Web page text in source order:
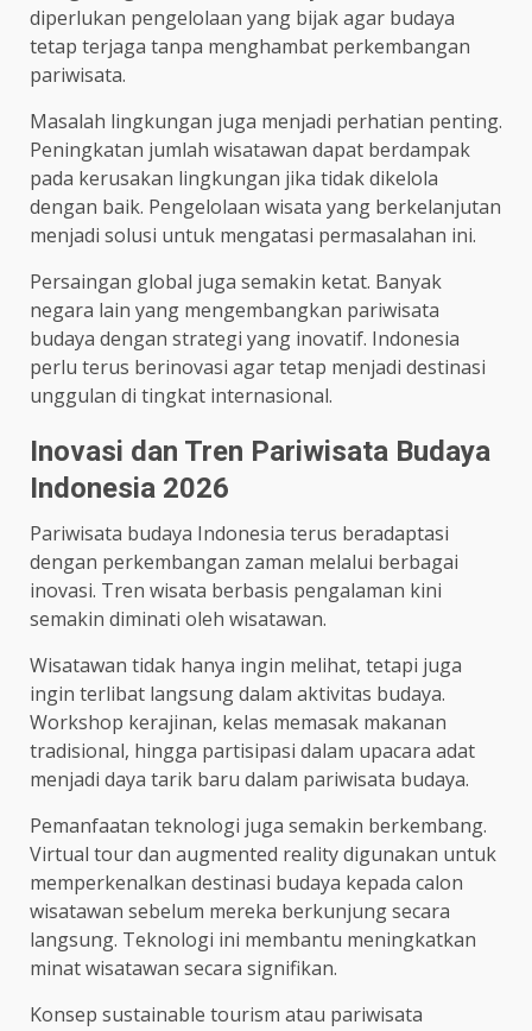
diperlukan pengelolaan yang bijak agar budaya
tetap terjaga tanpa menghambat perkembangan
pariwisata.
Masalah lingkungan juga menjadi perhatian penting.
Peningkatan jumlah wisatawan dapat berdampak
pada kerusakan lingkungan jika tidak dikelola
dengan baik. Pengelolaan wisata yang berkelanjutan
menjadi solusi untuk mengatasi permasalahan ini.
Persaingan global juga semakin ketat. Banyak
negara lain yang mengembangkan pariwisata
budaya dengan strategi yang inovatif. Indonesia
perlu terus berinovasi agar tetap menjadi destinasi
unggulan di tingkat internasional.
Inovasi dan Tren Pariwisata Budaya
Indonesia 2026
Pariwisata budaya Indonesia terus beradaptasi
dengan perkembangan zaman melalui berbagai
inovasi. Tren wisata berbasis pengalaman kini
semakin diminati oleh wisatawan.
Wisatawan tidak hanya ingin melihat, tetapi juga
ingin terlibat langsung dalam aktivitas budaya.
Workshop kerajinan, kelas memasak makanan
tradisional, hingga partisipasi dalam upacara adat
menjadi daya tarik baru dalam pariwisata budaya.
Pemanfaatan teknologi juga semakin berkembang.
Virtual tour dan augmented reality digunakan untuk
memperkenalkan destinasi budaya kepada calon
wisatawan sebelum mereka berkunjung secara
langsung. Teknologi ini membantu meningkatkan
minat wisatawan secara signifikan.
Konsep sustainable tourism atau pariwisata